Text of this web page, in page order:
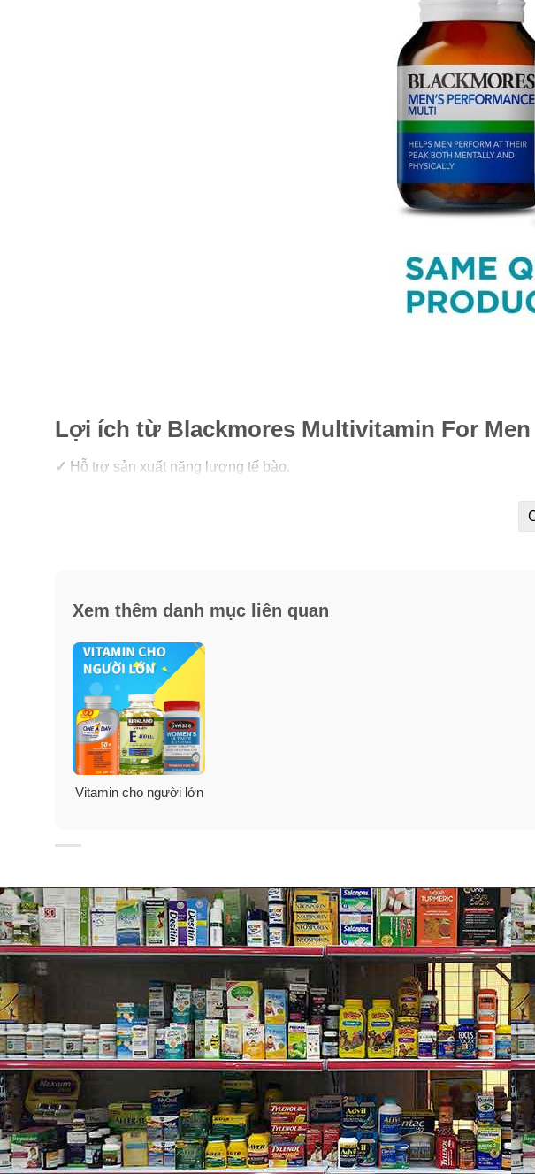
Lợi ích từ Blackmores Multivitamin For Men
✓ Hỗ trợ sản xuất năng lượng tế bào.
Giảm căng thẳng đầu óc.
Hỗ trợ tuần hoàn cho cơ thể.
Bảo vệ và ngăn ngừa tổn thương gốc tự do.
dược tự nhiên như:
Tribulus: thường được dùng trong y học Trung Quốc, Ayurvedic để hỗ trợ
: tăng cường chức năng miễn dịch, tạo năng lượng để vận động và sức
Turnea diffusa: là một loại cây bụi nhỏ có hoa nhỏ và thơm. Lợi ích chính
đối phó với sự mệt mỏi của cơ thể và căng thẳng thần kinh. Nó có tác
Tribulus terrestris (cây tật lê): mọc hoang ở Châu Âu, Phi Châu… được
Gingko bilobalà một trong những loài sống lâu đời trên trái đất. Nó được
biloba có thể giúp cải thiện tuần hoàn máu ở cả não và cơ thể. Gingko
Xem thêm danh mục liên quan
Vitamin cho người lớn